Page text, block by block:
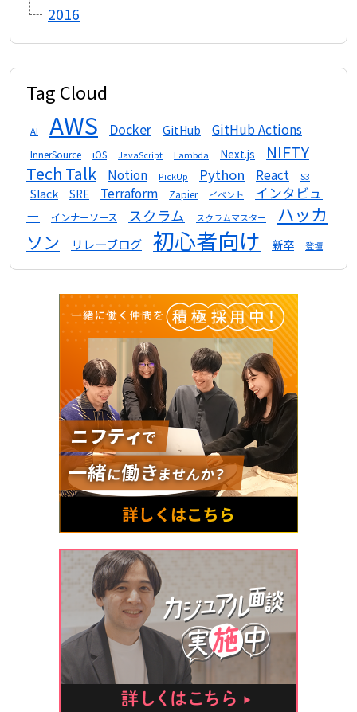
2016
Tag Cloud
AI AWS Docker GitHub GitHub Actions
InnerSource iOS JavaScript Lambda Next.js
NIFTY
Tech Talk
Notion PickUp Python React S3
Slack SRE Terraform Zapier イベント
インタビュ
ー
インナーソース スクラム スクラムマスター
ハッカ
ソン
リレーブログ 初心者向け 新卒 登壇